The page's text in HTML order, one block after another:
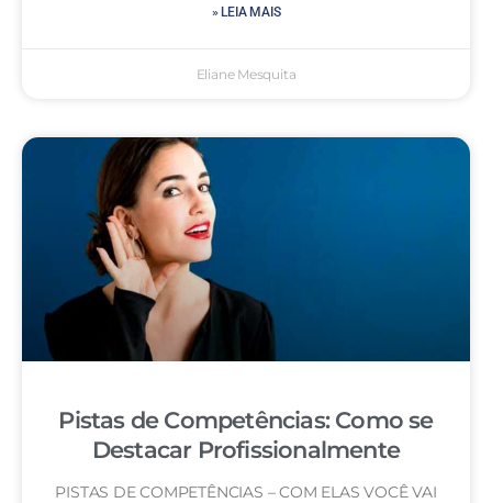
» LEIA MAIS
Eliane Mesquita
Pistas de Competências: Como se
Destacar Profissionalmente
PISTAS DE COMPETÊNCIAS – COM ELAS VOCÊ VAI